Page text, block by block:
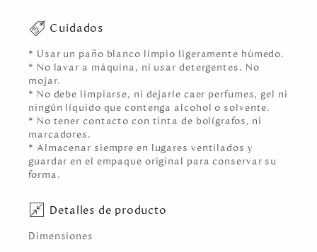
Cuidados
* Usar un paño blanco limpio ligeramente húmedo.
* No lavar a máquina, ni usar detergentes. No
mojar.
* No debe limpiarse, ni dejarle caer perfumes, gel ni
ningún líquido que contenga alcohol o solvente.
* No tener contacto con tinta de bolígrafos, ni
marcadores.
* Almacenar siempre en lugares ventilados y
guardar en el empaque original para conservar su
forma.
Detalles de producto
Dimensiones